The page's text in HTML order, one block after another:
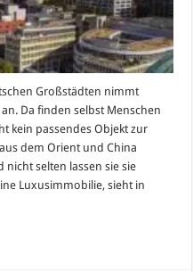
Großstädten nimmt
Da finden selbst Menschen
kein passendes Objekt zur
dem Orient und China
selten lassen sie sie
Luxusimmobilie, sieht in